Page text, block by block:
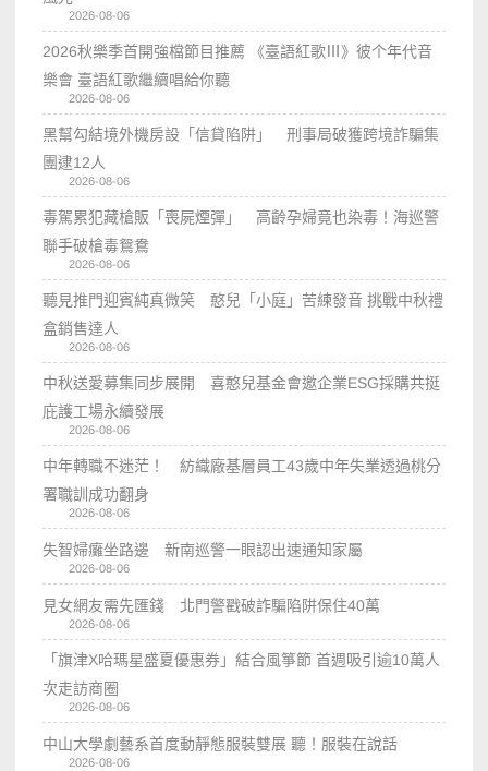
2026-08-06
2026秋樂季首開強檔節目推薦 《臺語紅歌Ⅲ》彼个年代音
樂會 臺語紅歌繼續唱給你聽
2026-08-06
黑幫勾結境外機房設「信貸陷阱」 刑事局破獲跨境詐騙集
團逮12人
2026-08-06
毒駕累犯藏槍販「喪屍煙彈」 高齡孕婦竟也染毒！海巡警
聯手破槍毒鴛鴦
2026-08-06
聽見推門迎賓純真微笑 憨兒「小庭」苦練發音 挑戰中秋禮
盒銷售達人
2026-08-06
中秋送愛募集同步展開 喜憨兒基金會邀企業ESG採購共挺
庇護工場永續發展
2026-08-06
中年轉職不迷茫！ 紡織廠基層員工43歲中年失業透過桃分
署職訓成功翻身
2026-08-06
失智婦癱坐路邊 新南巡警一眼認出速通知家屬
2026-08-06
見女網友需先匯錢 北門警戳破詐騙陷阱保住40萬
2026-08-06
「旗津X哈瑪星盛夏優惠券」結合風箏節 首週吸引逾10萬人
次走訪商圈
2026-08-06
中山大學劇藝系首度動靜態服裝雙展 聽！服裝在說話
2026-08-06